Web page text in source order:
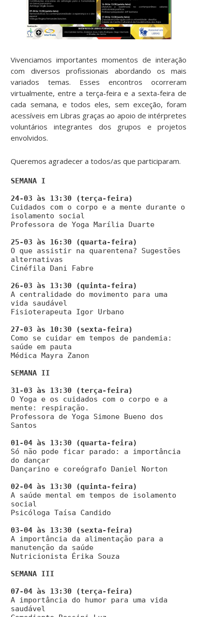
Vivenciamos importantes momentos de interação
com diversos profissionais abordando os mais
variados temas. Esses encontros ocorreram
virtualmente, entre a terça-feira e a sexta-feira de
cada semana, e todos eles, sem exceção, foram
acessíveis em Libras graças ao apoio de intérpretes
voluntários integrantes dos grupos e projetos
envolvidos.
Queremos agradecer a todos/as que participaram.
SEMANA I
Cuidados com o corpo e a mente durante o
isolamento social
Professora de Yoga Marília Duarte
O que assistir na quarentena? Sugestões
alternativas
Cinéfila Dani Fabre
A centralidade do movimento para uma
vida saudável
Fisioterapeuta Igor Urbano
Como se cuidar em tempos de pandemia:
saúde em pauta
Médica Mayra Zanon
SEMANA II
O Yoga e os cuidados com o corpo e a
mente: respiração.
Professora de Yoga Simone Bueno dos
Santos
Só não pode ficar parado: a importância
do dançar
Dançarino e coreógrafo Daniel Norton
A saúde mental em tempos de isolamento
social
Psicóloga Taísa Candido
A importância da alimentação para a
manutenção da saúde
Nutricionista Érika Souza
SEMANA III
A importância do humor para uma vida
saudável